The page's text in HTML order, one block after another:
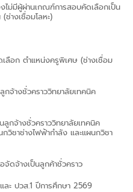
ไม่มีผู้ผ่านเกณฑ์การสอบคัดเลือกเป็น
างเชื่อมโลหะ)
เลือก ตำแหน่งครูพิเศษ (ช่างเชื่อม
จ้างชั่วคราววิทยาลัยเทคนิค
ลูกจ้างชั่วคราววิทยาลัยเทคนิค
ชาช่างไฟฟ้ากำลัง และแผนกวิชา
ดจ้างเป็นลูกค้าชั่วคราว
ะ ปวส.1 ปีการศึกษา 2569